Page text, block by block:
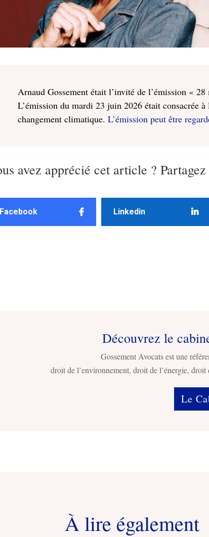
Arnaud Gossement était l’invité de l’émission «
L’émission du mardi 23 juin 2026 était consacrée
changement climatique.L’émission peut être
avez apprécié cet article ?
Facebook Linkedin
Découvrez le
Gossement Avocats est une
droit de l’environnement, droit de l’énergie,
Le
À lire également